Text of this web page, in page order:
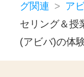
グ関連
ア
セリング＆授
(アビバ)の体